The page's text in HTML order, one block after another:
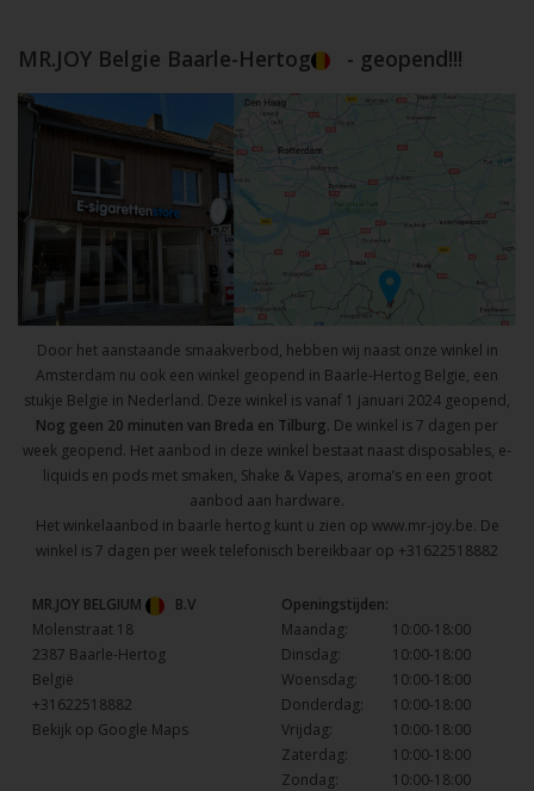
MR.JOY Belgie Baarle-Hertog - geopend!!!
Door het aanstaande smaakverbod, hebben wij naast onze winkel in
Amsterdam nu ook een winkel geopend in Baarle-Hertog Belgie, een
stukje Belgie in Nederland. Deze winkel is vanaf 1 januari 2024 geopend,
Nog geen 20 minuten van Breda en Tilburg. De winkel is 7 dagen per
week geopend. Het aanbod in deze winkel bestaat naast disposables, e-
liquids en pods met smaken, Shake & Vapes, aroma’s en een groot
aanbod aan hardware.
Het winkelaanbod in baarle hertog kunt u zien op www.mr-joy.be. De
winkel is 7 dagen per week telefonisch bereikbaar op +31622518882
MR.JOY BELGIUM
B.V
Molenstraat 18
2387 Baarle-Hertog
België
+31622518882
Bekijk op Google Maps
Openingstijden:
Maandag:
10:00-18:00
Dinsdag:
10:00-18:00
Woensdag:
10:00-18:00
Donderdag:
10:00-18:00
Vrijdag:
10:00-18:00
Zaterdag:
10:00-18:00
Zondag:
10:00-18:00